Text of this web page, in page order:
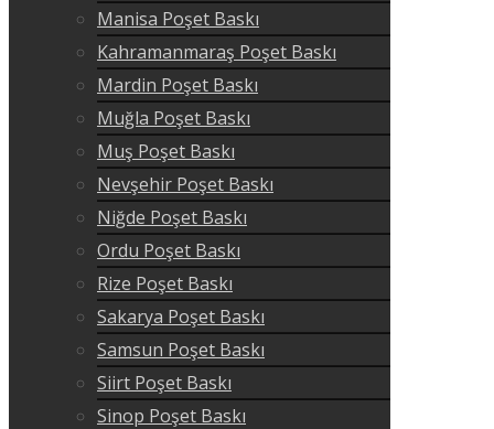
Manisa Poşet Baskı
Kahramanmaraş Poşet Baskı
Mardin Poşet Baskı
Muğla Poşet Baskı
Muş Poşet Baskı
Nevşehir Poşet Baskı
Niğde Poşet Baskı
Ordu Poşet Baskı
Rize Poşet Baskı
Sakarya Poşet Baskı
Samsun Poşet Baskı
Siirt Poşet Baskı
Sinop Poşet Baskı